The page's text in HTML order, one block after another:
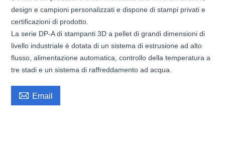
design e campioni personalizzati e dispone di stampi privati ​​e
certificazioni di prodotto.
La serie DP-A di stampanti 3D a pellet di grandi dimensioni di
livello industriale è dotata di un sistema di estrusione ad alto
flusso, alimentazione automatica, controllo della temperatura a
tre stadi e un sistema di raffreddamento ad acqua.
 Email